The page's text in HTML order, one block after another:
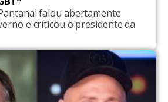
falou abertamente
e criticou o presidente da